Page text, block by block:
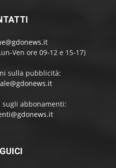
Ven ore 09-12 e 15-17)
sulla pubblicità:
sugli abbonamenti: